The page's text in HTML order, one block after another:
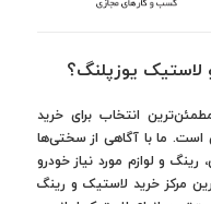
لاستیک یوزپلنگ؟
انتخاب برای خرید
است. ما با آگاهی از سختی‌ها
و لوازم مورد نیاز خودرو
مرکز خرید لاستیک و رینگ